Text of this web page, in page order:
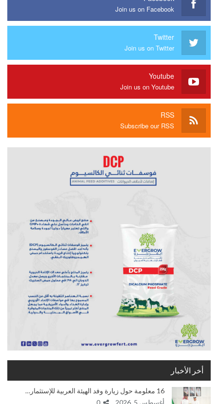
Join us on Facebook
Twitter
Join us on Twitter
Youtube
Join us on Youtube
RSS
Subscribe our RSS
أخر الأخبار
16 معلومة حول زيارة وفد الهيئة العربية للإستثمار…
أغسطس 5, 2026